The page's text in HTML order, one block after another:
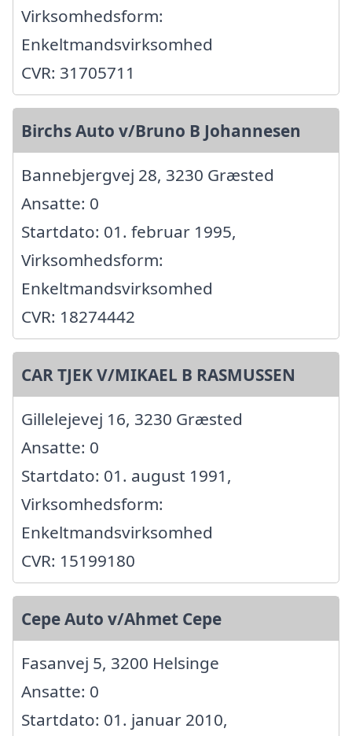
Virksomhedsform:
Enkeltmandsvirksomhed
CVR: 31705711
Birchs Auto v/Bruno B Johannesen
Bannebjergvej 28, 3230 Græsted
Ansatte: 0
Startdato: 01. februar 1995,
Virksomhedsform:
Enkeltmandsvirksomhed
CVR: 18274442
CAR TJEK V/MIKAEL B RASMUSSEN
Gillelejevej 16, 3230 Græsted
Ansatte: 0
Startdato: 01. august 1991,
Virksomhedsform:
Enkeltmandsvirksomhed
CVR: 15199180
Cepe Auto v/Ahmet Cepe
Fasanvej 5, 3200 Helsinge
Ansatte: 0
Startdato: 01. januar 2010,